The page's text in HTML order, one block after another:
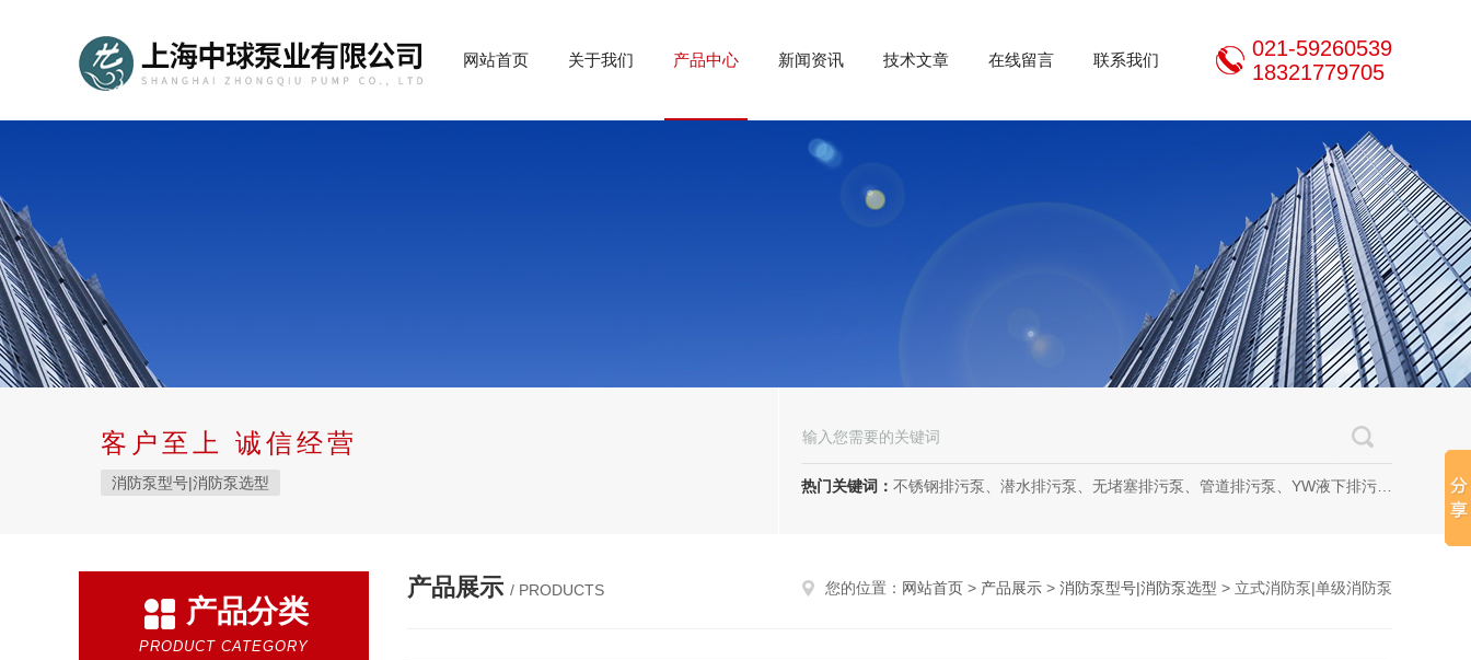
网站首页 关于我们 产品中心 新闻资讯 技术文章 在线留言 联系我们
021-59260539
18321779705
客户至上 诚信经营
消防泵型号|消防泵选型 热门关键词： 不锈钢排污泵、潜水排污泵、无堵塞排污泵、管道排污泵、YW液下排污泵、立式无堵塞排污泵、管道离心泵、无堵塞自吸泵、不锈钢离心泵
产品分类
PRODUCT CATEGORY
产品展示 / PRODUCTS 您的位置： 网站首页 > 产品展示 > 消防泵型号|消防泵选型 > 立式消防泵|单级消防泵